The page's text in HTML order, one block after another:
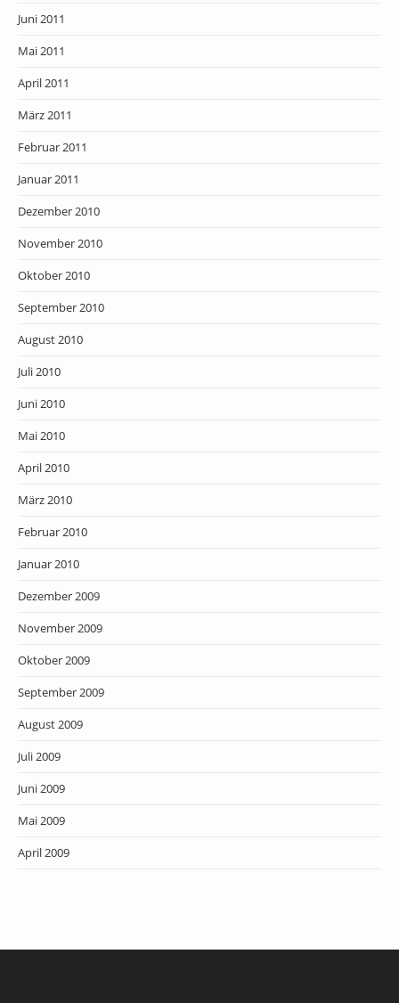
Juni 2011
Mai 2011
April 2011
März 2011
Februar 2011
Januar 2011
Dezember 2010
November 2010
Oktober 2010
September 2010
August 2010
Juli 2010
Juni 2010
Mai 2010
April 2010
März 2010
Februar 2010
Januar 2010
Dezember 2009
November 2009
Oktober 2009
September 2009
August 2009
Juli 2009
Juni 2009
Mai 2009
April 2009